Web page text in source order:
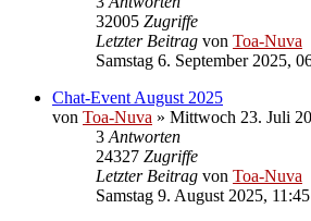
32005 Zugriffe
Letzter Beitrag von Toa-Nuva
Samstag 6. September 2025,
Chat-Event August 2025
von Toa-Nuva » Mittwoch 23. Juli
3 Antworten
24327 Zugriffe
Letzter Beitrag von Toa-Nuva
Samstag 9. August 2025, 11:45